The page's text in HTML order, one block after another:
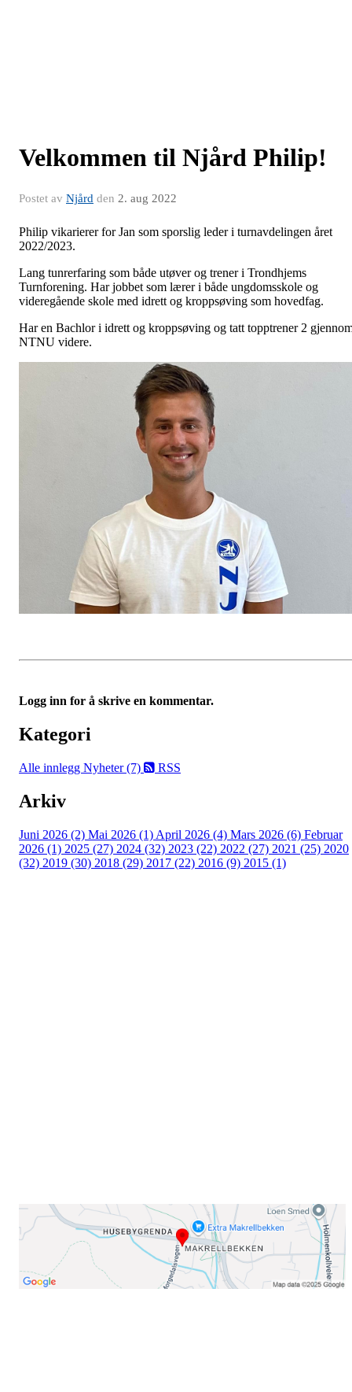
Velkommen til Njård Philip!
Postet av Njård den 2. aug 2022
Philip vikarierer for Jan som sporslig leder i turnavdelingen året
2022/2023.
Lang tunrerfaring som både utøver og trener i Trondhjems
Turnforening. Har jobbet som lærer i både ungdomsskole og
videregående skole med idrett og kroppsøving som hovedfag.
Har en Bachlor i idrett og kroppsøving og tatt topptrener 2
NTNU videre.
Logg inn for å skrive en kommentar.
Kategori
Alle innlegg Nyheter (7) RSS
Arkiv
Juni 2026 (2) Mai 2026 (1) April 2026 (4) Mars 2026 (6) Februar
2026 (1) 2025 (27) 2024 (32) 2023 (22) 2022 (27) 2021 (25) 2020
(32) 2019 (30) 2018 (29) 2017 (22) 2016 (9) 2015 (1)